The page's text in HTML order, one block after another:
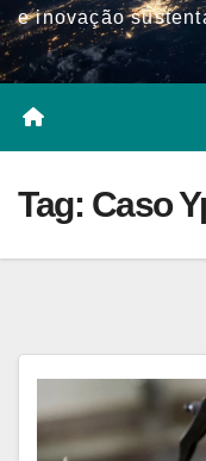
e inovação
Tag: Caso